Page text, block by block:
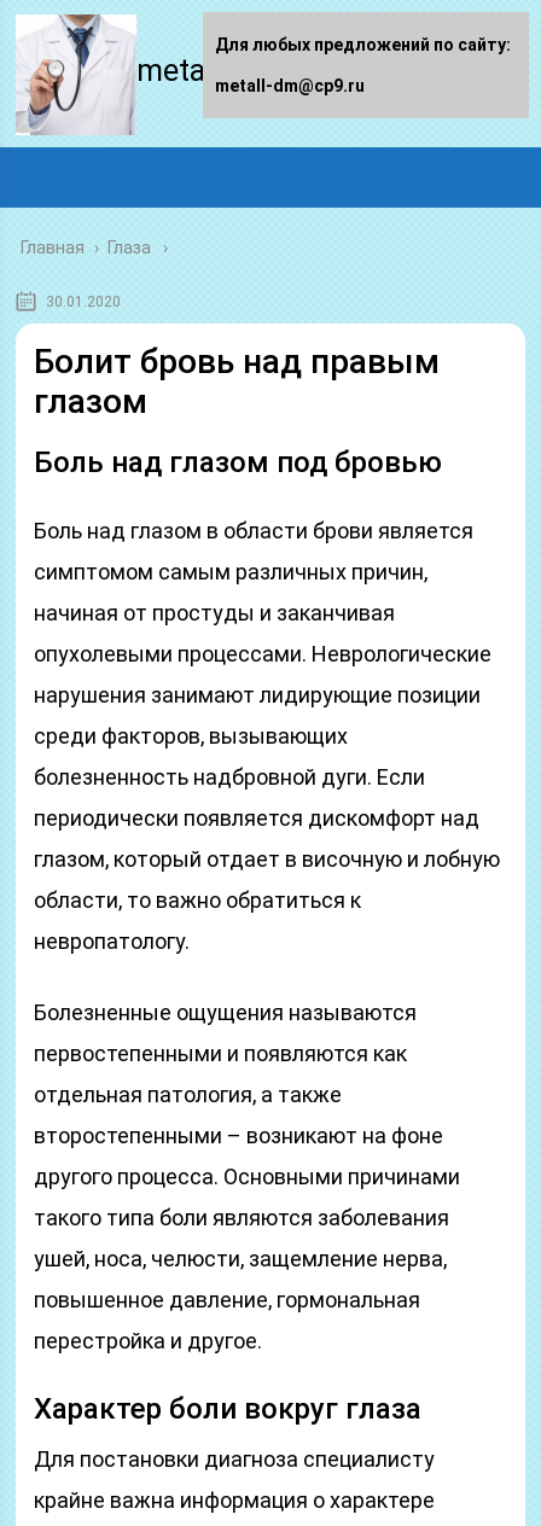
metall-dm.ru
Главная › Глаза
30.01.2020
Болит бровь над правым
глазом
Боль над глазом под бровью
Боль над глазом в области брови является
симптомом самым различных причин,
начиная от простуды и заканчивая
опухолевыми процессами. Неврологические
нарушения занимают лидирующие позиции
среди факторов, вызывающих
болезненность надбровной дуги. Если
периодически появляется дискомфорт над
глазом, который отдает в височную и лобную
области, то важно обратиться к
невропатологу.
Болезненные ощущения называются
первостепенными и появляются как
отдельная патология, а также
второстепенными – возникают на фоне
другого процесса. Основными причинами
такого типа боли являются заболевания
ушей, носа, челюсти, защемление нерва,
повышенное давление, гормональная
перестройка и другое.
Характер боли вокруг глаза
Для постановки диагноза специалисту
крайне важна информация о характере
Для любых предложений по сайту:
metall-dm@cp9.ru